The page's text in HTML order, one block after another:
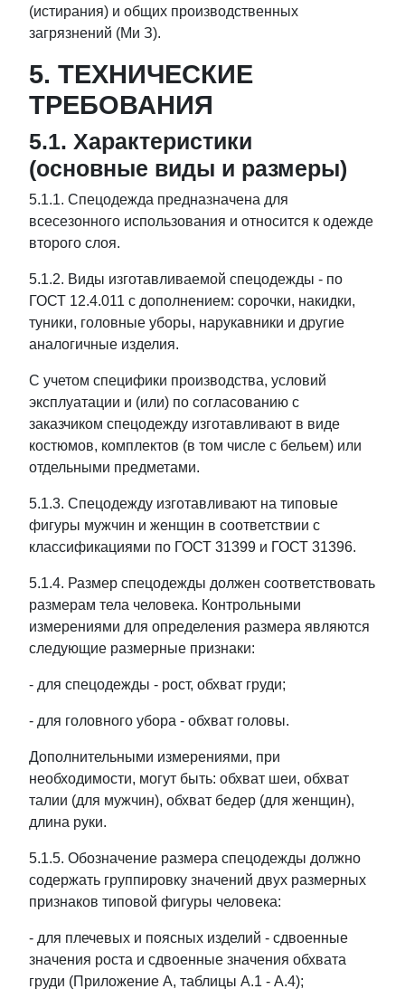
(истирания) и общих производственных
загрязнений (Ми З).
5. ТЕХНИЧЕСКИЕ
ТРЕБОВАНИЯ
5.1. Характеристики
(основные виды и размеры)
5.1.1. Спецодежда предназначена для
всесезонного использования и относится к одежде
второго слоя.
5.1.2. Виды изготавливаемой спецодежды - по
ГОСТ 12.4.011 с дополнением: сорочки, накидки,
туники, головные уборы, нарукавники и другие
аналогичные изделия.
С учетом специфики производства, условий
эксплуатации и (или) по согласованию с
заказчиком спецодежду изготавливают в виде
костюмов, комплектов (в том числе с бельем) или
отдельными предметами.
5.1.3. Спецодежду изготавливают на типовые
фигуры мужчин и женщин в соответствии с
классификациями по ГОСТ 31399 и ГОСТ 31396.
5.1.4. Размер спецодежды должен соответствовать
размерам тела человека. Контрольными
измерениями для определения размера являются
следующие размерные признаки:
- для спецодежды - рост, обхват груди;
- для головного убора - обхват головы.
Дополнительными измерениями, при
необходимости, могут быть: обхват шеи, обхват
талии (для мужчин), обхват бедер (для женщин),
длина руки.
5.1.5. Обозначение размера спецодежды должно
содержать группировку значений двух размерных
признаков типовой фигуры человека:
- для плечевых и поясных изделий - сдвоенные
значения роста и сдвоенные значения обхвата
груди (Приложение А, таблицы А.1 - А.4);